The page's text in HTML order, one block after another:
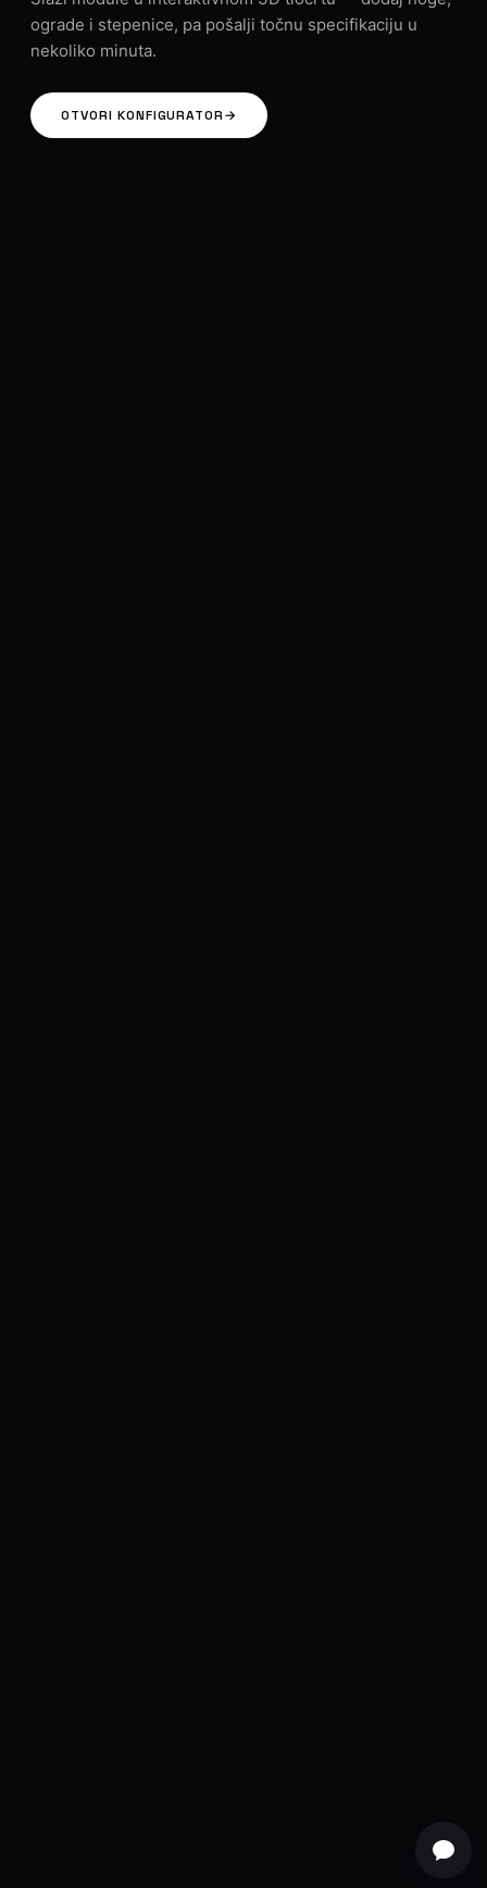
ograde i stepenice, pa pošalji točnu specifikaciju u
nekoliko minuta.
OTVORI KONFIGURATOR→